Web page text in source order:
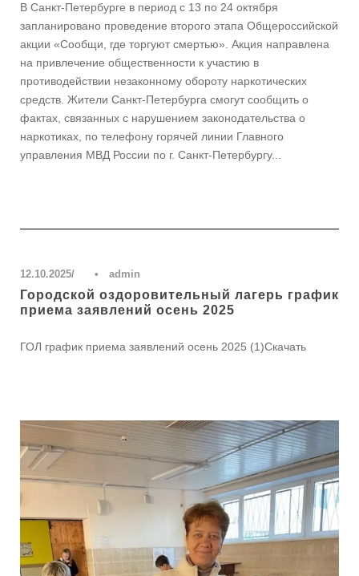
В Санкт-Петербурге в период с 13 по 24 октября
запланировано проведение второго этапа Общероссийской
акции «Сообщи, где торгуют смертью». Акция направлена
на привлечение общественности к участию в
противодействии незаконному обороту наркотических
средств. Жители Санкт-Петербурга смогут сообщить о
фактах, связанных с нарушением законодательства о
наркотиках, по телефону горячей линии Главного
управления МВД России по г. Санкт-Петербургу...
12.10.2025 • admin
Городской оздоровительный лагерь график
приема заявлений осень 2025
ГОЛ график приема заявлений осень 2025 (1)Скачать